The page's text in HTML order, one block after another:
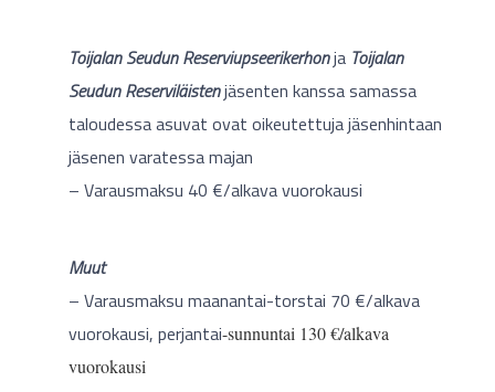
Toijalan Seudun Reserviupseerikerhonja Toijalan
Seudun Reserviläistenjäsenten kanssa samassa
taloudessa asuvat ovat oikeutettuja jäsenhintaan
jäsenen varatessa majan
– Varausmaksu 40 €/alkava vuorokausi
Muut
– Varausmaksu maanantai-torstai 70 €/alkava
vuorokausi, perjantai-sunnuntai 130 €/alkava
vuorokausi